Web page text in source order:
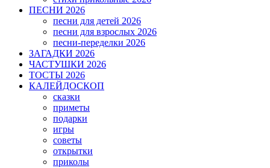
ПЕСНИ 2026
песни для детей 2026
песни для взрослых 2026
песни-переделки 2026
ЗАГАДКИ 2026
ЧАСТУШКИ 2026
ТОСТЫ 2026
КАЛЕЙДОСКОП
сказки
приметы
подарки
игры
советы
открытки
приколы